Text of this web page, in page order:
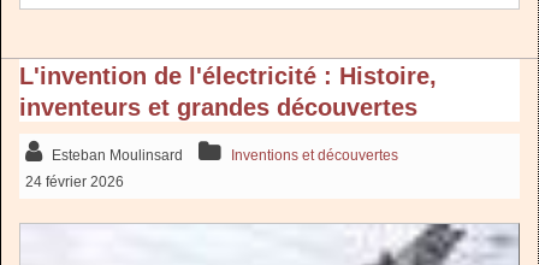
L'invention de l'électricité : Histoire,
inventeurs et grandes découvertes
Esteban Moulinsard
Inventions et découvertes
24 février 2026